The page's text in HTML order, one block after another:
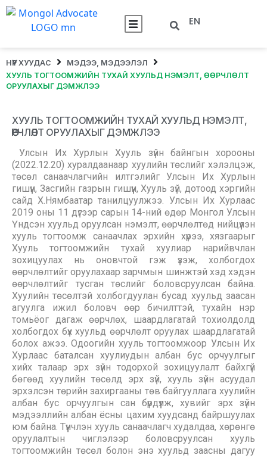
EN
НҮҮР ХУУДАС
МЭДЭЭ, МЭДЭЭЛЭЛ
ХУУЛЬ ТОГТООМЖИЙН ТУХАЙ ХУУЛЬД НЭМЭЛТ, ӨӨРЧЛӨЛТ
ОРУУЛАХЫГ ДЭМЖЛЭЭ
ХУУЛЬ ТОГТООМЖИЙН ТУХАЙ ХУУЛЬД НЭМЭЛТ,
ӨӨРЧЛӨЛТ ОРУУЛАХЫГ ДЭМЖЛЭЭ
Улсын Их Хурлын Хууль зүйн байнгын хорооны
(2022.12.20) хуралдаанаар хуулийн төслийг хэлэлцэж,
төсөл санаачлагчийн илтгэлийг Улсын Их Хурлын
гишүүн, Засгийн газрын гишүүн, Хууль зүй, дотоод хэргийн
сайд Х.Нямбаатар танилцуулжээ. Улсын Их Хурлаас
2019 оны 11 дүгээр сарын 14-ний өдөр Монгол Улсын
Үндсэн хуульд оруулсан нэмэлт, өөрчлөлтөд нийцүүлэн
хууль тогтоомж санаачлах эрхийн хүрээ, хязгаарыг
Хууль тогтоомжийн тухай хуулиар нарийвчлан
зохицуулах нь оновчтой гэж үзэж, холбогдох
өөрчлөлтийг оруулахаар зарчмын шинжтэй хэд хэдэн
өөрчлөлтийг тусган төслийг боловсруулсан байна.
Хуулийн төсөлтэй холбогдуулан бусад хуульд заасан
агуулга ижил боловч өөр бичилттэй, тухайн нэр
томьёог дагаж өөрчлөх, шаардлагатай тохиолдолд
холбогдох бүх хуульд өөрчлөлт оруулах шаардлагатай
болох ажээ. Одоогийн хууль тогтоомжоор Улсын Их
Хурлаас баталсан хуулиудын албан бус орчуулгыг
хийх талаар эрх зүйн тодорхой зохицуулалт байхгүй
бөгөөд хуулийн төсөлд эрх зүй, хууль зүйн асуудал
эрхэлсэн төрийн захиргааны төв байгууллага хуулийн
албан бус орчуулгын сан бүрдүүлж, хувийг эрх зүйн
мэдээллийн албан ёсны цахим хуудсанд байршуулах
юм байна. Түүнчлэн хууль санаачлагч худалдаа, хөрөнгө
оруулалтын чиглэлээр боловсруулсан хууль
тогтоомжийн төсөл болон энэ хуульд заасны дагуу